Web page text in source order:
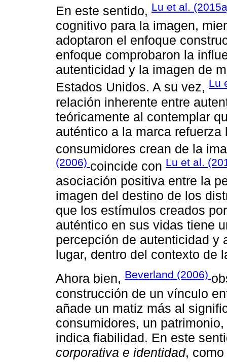
En este sentido, Lu et al.
cognitivo para la imagen,
adoptaron el enfoque
enfoque comprobaron la
autenticidad y la imagen de
Estados Unidos. A su vez, Lu
relación inherente entre
teóricamente al contemplar
auténtico a la marca
consumidores crean de la
(2006) coincide con Lu et al.
asociación positiva entre la
imagen del destino de los
que los estímulos creados
auténtico en sus vidas tiene
percepción de autenticidad y
lugar, dentro del contexto de
Ahora bien, Beverland (2006)
construcción de un vínculo
añade un matiz más al
consumidores, un
indica fiabilidad. En este
corporativa e identidad,